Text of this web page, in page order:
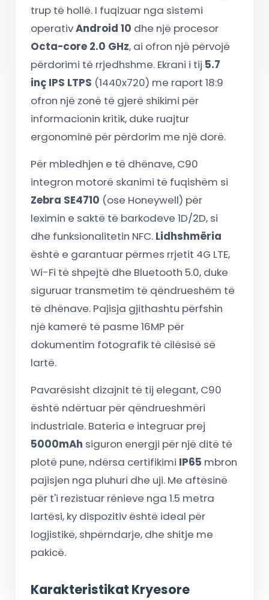
trup të hollë. I fuqizuar nga sistemi
operativAndroid 10 dhe një procesor
Octa-core 2.0 GHz, ai ofron një përvojë
përdorimi të rrjedhshme. Ekrani i tij 5.7
inç IPS LTPS (1440x720) me raport 18:9
ofron një zonë të gjerë shikimi për
informacionin kritik, duke ruajtur
ergonominë për përdorim me një dorë.
Për mbledhjen e të dhënave, C90
integron motorë skanimi të fuqishëm si
Zebra SE4710 (ose Honeywell) për
leximin e saktë të barkodeve 1D/2D, si
dhe funksionalitetin NFC. Lidhshmëria
është e garantuar përmes rrjetit 4G LTE,
Wi-Fi të shpejtë dhe Bluetooth 5.0, duke
siguruar transmetim të qëndrueshëm të
të dhënave. Pajisja gjithashtu përfshin
një kamerë të pasme 16MP për
dokumentim fotografik të cilësisë së
lartë.
Pavarësisht dizajnit të tij elegant, C90
është ndërtuar për qëndrueshmëri
industriale. Bateria e integruar prej
5000mAh siguron energji për një ditë të
plotë pune, ndërsa certifikimi IP65 mbron
pajisjen nga pluhuri dhe uji. Me aftësinë
për t'i rezistuar rënieve nga 1.5 metra
lartësi, ky dispozitiv është ideal për
logjistikë, shpërndarje, dhe shitje me
pakicë.
Karakteristikat Kryesore